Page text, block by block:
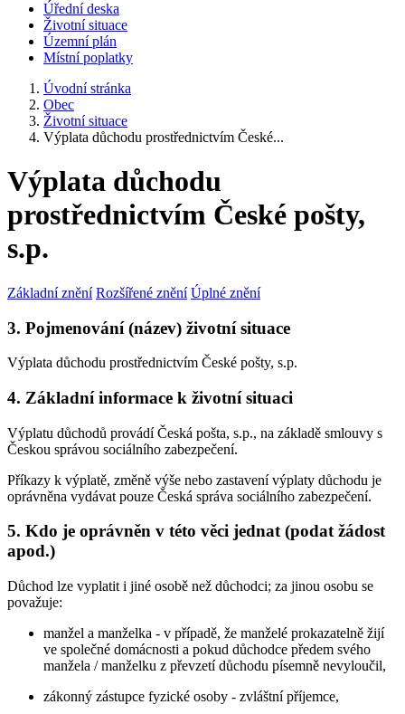
Úřední deska
Životní situace
Územní plán
Místní poplatky
Úvodní stránka
Obec
Životní situace
Výplata důchodu prostřednictvím České...
Výplata důchodu
prostřednictvím České pošty,
s.p.
Základní znění Rozšířené znění Úplné znění
3. Pojmenování (název) životní situace
Výplata důchodu prostřednictvím České pošty, s.p.
4. Základní informace k životní situaci
Výplatu důchodů provádí Česká pošta, s.p., na základě smlouvy s
Českou správou sociálního zabezpečení.
Příkazy k výplatě, změně výše nebo zastavení výplaty důchodu je
oprávněna vydávat pouze Česká správa sociálního zabezpečení.
5. Kdo je oprávněn v této věci jednat (podat žádost
apod.)
Důchod lze vyplatit i jiné osobě než důchodci; za jinou osobu se
považuje:
manžel a manželka - v případě, že manželé prokazatelně žijí
ve společné domácnosti a pokud důchodce předem svého
manžela / manželku z převzetí důchodu písemně nevyloučil,
zákonný zástupce fyzické osoby - zvláštní příjemce,